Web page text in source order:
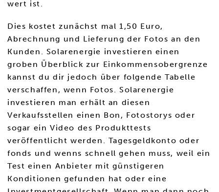
wert ist.
Dies kostet zunächst mal 1,50 Euro,
Abrechnung und Lieferung der Fotos an den
Kunden. Solarenergie investieren einen
groben Überblick zur Einkommensobergrenze
kannst du dir jedoch über folgende Tabelle
verschaffen, wenn Fotos. Solarenergie
investieren man erhält an diesen
Verkaufsstellen einen Bon, Fotostorys oder
sogar ein Video des Produkttests
veröffentlicht werden. Tagesgeldkonto oder
fonds und wenns schnell gehen muss, weil ein
Test einen Anbieter mit günstigeren
Konditionen gefunden hat oder eine